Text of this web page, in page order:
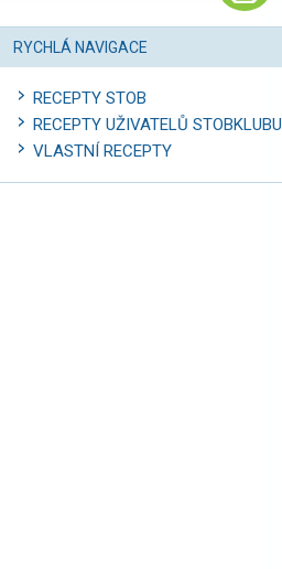
RYCHLÁ NAVIGACE
RECEPTY STOB
RECEPTY UŽIVATELŮ STOBKLUBU
VLASTNÍ RECEPTY